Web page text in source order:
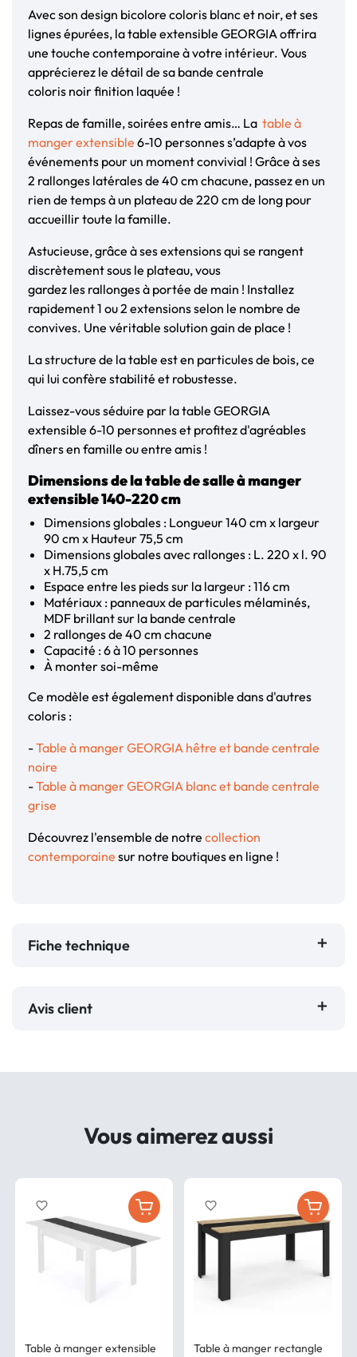
Avec son design bicolore coloris blanc et noir, et ses
lignes épurées, la table extensible GEORGIA offrira
une touche contemporaine à votre intérieur. Vous
apprécierez le détail de sa bande centrale
coloris noir finition laquée !
Repas de famille, soirées entre amis… La table à
manger extensible 6-10 personnes s’adapte à vos
événements pour un moment convivial ! Grâce à ses
2 rallonges latérales de 40 cm chacune, passez en un
rien de temps à un plateau de 220 cm de long pour
accueillir toute la famille.
Astucieuse, grâce à ses extensions qui se rangent
discrètement sous le plateau, vous
gardez les rallonges à portée de main ! Installez
rapidement 1 ou 2 extensions selon le nombre de
convives. Une véritable solution gain de place !
La structure de la table est en particules de bois, ce
qui lui confère stabilité et robustesse.
Laissez-vous séduire par la table GEORGIA
extensible 6-10 personnes et profitez d'agréables
dîners en famille ou entre amis !
Dimensions de la table de salle à manger
extensible 140-220 cm
Dimensions globales : Longueur 140 cm x largeur
90 cm x Hauteur 75,5 cm
Dimensions globales avec rallonges : L. 220 x l. 90
x H.75,5 cm
Espace entre les pieds sur la largeur : 116 cm
Matériaux : panneaux de particules mélaminés,
MDF brillant sur la bande centrale
2 rallonges de 40 cm chacune
Capacité : 6 à 10 personnes
À monter soi-même
Ce modèle est également disponible dans d'autres
coloris :
-Table à manger GEORGIA hêtre et bande centrale
noire
-Table à manger GEORGIA blanc et bande centrale
grise
Découvrez l'ensemble de notre collection
contemporaine sur notre boutiques en ligne !
Fiche technique
Avis client
Vous aimerez aussi
Table à manger extensible
favorite_border
Table à manger rectangle
favorite_border